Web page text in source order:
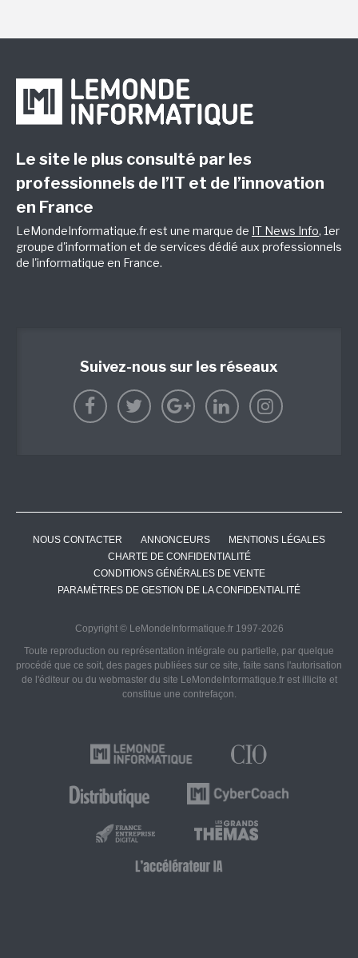
Le site le plus consulté par les
professionnels de l’IT et de l’innovation
en France
LeMondeInformatique.fr est une marque de IT News Info, 1er
groupe d'information et de services dédié aux professionnels
de l'informatique en France.
Suivez-nous sur les réseaux
NOUS CONTACTER ANNONCEURS
MENTIONS LÉGALES
CHARTE DE CONFIDENTIALITÉ
CONDITIONS GÉNÉRALES DE VENTE
PARAMÈTRES DE GESTION DE LA CONFIDENTIALITÉ
Copyright © LeMondeInformatique.fr 1997-2026
Toute reproduction ou représentation intégrale ou partielle, par quelque
procédé que ce soit, des pages publiées sur ce site, faite sans l'autorisation
de l'éditeur ou du webmaster du site LeMondeInformatique.fr est illicite et
constitue une contrefaçon.